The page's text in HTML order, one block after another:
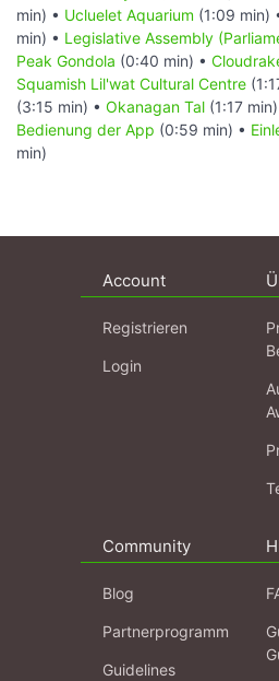
min) • Ucluelet Aquarium (1:09 min)
min) • Legislative Assembly
Peak Gondola (0:40 min) •
Squamish Lil'wat Cultural Centre
(3:15 min) • Okanagan Tal (1:17
Bedienung der App (0:59 min) •
min)
Account
Registrieren
Login
Community
Blog
Partnerprogramm
Guidelines